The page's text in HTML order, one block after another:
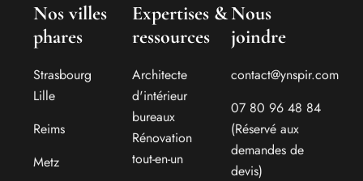
Nos villes
phares
Strasbourg
Lille
Reims
Metz
Expertises &
ressources
Architecte
d'intérieur
bureaux
Rénovation
tout-en-un
Nous
joindre
contact@ynspir.com
07 80 96 48 84
(Réservé aux
demandes de
devis)